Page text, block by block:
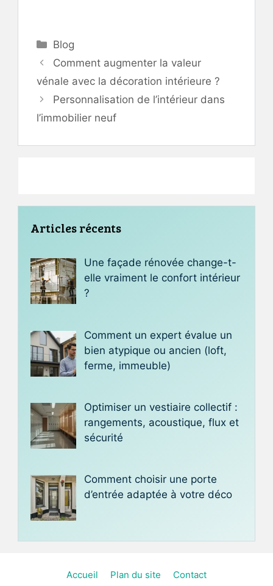
Catégories
Blog
Comment augmenter la valeur
vénale avec la décoration intérieure ?
Personnalisation de l’intérieur dans
l’immobilier neuf
Articles récents
Une façade rénovée change-t-
elle vraiment le confort intérieur
?
Comment un expert évalue un
bien atypique ou ancien (loft,
ferme, immeuble)
Optimiser un vestiaire collectif :
rangements, acoustique, flux et
sécurité
Comment choisir une porte
d’entrée adaptée à votre déco
Accueil Plan du site Contact